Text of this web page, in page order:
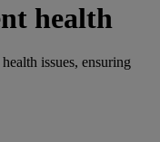
health
issues, ensuring